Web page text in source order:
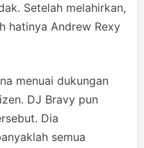
Setelah melahirkan,
hatinya Andrew Rexy
menuai dukungan
DJ Bravy pun
Dia
semua